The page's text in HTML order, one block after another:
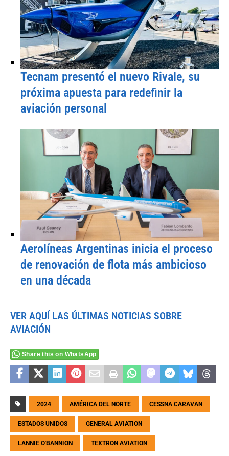
Tecnam presentó el nuevo Rivale, su
próxima apuesta para redefinir la
aviación personal
Aerolíneas Argentinas inicia el proceso
de renovación de flota más ambicioso
en una década
VER AQUÍ LAS ÚLTIMAS NOTICIAS SOBRE
AVIACIÓN
Share this on WhatsApp
2024 AMÉRICA DEL NORTE CESSNA CARAVAN
ESTADOS UNIDOS GENERAL AVIATION
LANNIE O'BANNION TEXTRON AVIATION